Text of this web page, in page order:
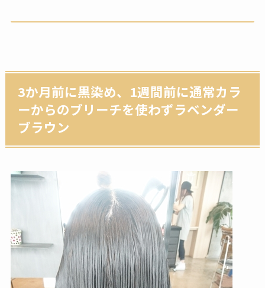
3か月前に黒染め、1週間前に通常カラ
ーからのブリーチを使わずラベンダー
ブラウン